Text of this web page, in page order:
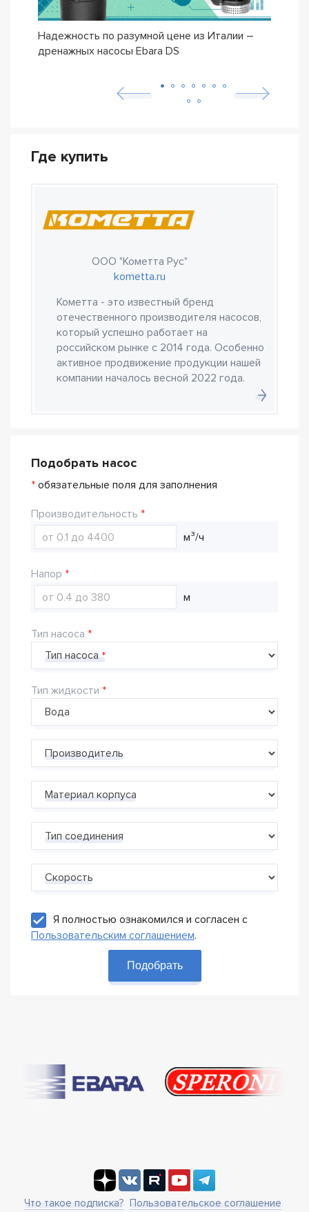
Надежность по разумной цене из Италии –
дренажных насосы Ebara DS
Где купить
ООО "Кометта Рус"
kometta.ru
Кометта - это известный бренд
отечественного производителя насосов,
который успешно работает на
российском рынке с 2014 года. Особенно
активное продвижение продукции нашей
компании началось весной 2022 года.
Подобрать насос
* обязательные поля для заполнения
Производительность
м³/ч
Напор
м
Тип насоса
Тип насоса
Тип жидкости
Производитель
Материал корпуса
Тип соединения
Скорость
Я полностью ознакомился и согласен с
Пользовательским соглашением.
Подобрать
Что такое подписка? Пользовательское соглашение